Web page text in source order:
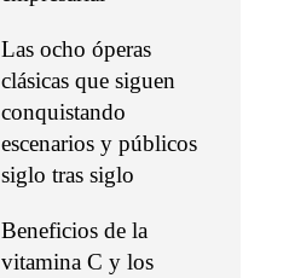
Las ocho óperas
clásicas que siguen
conquistando
escenarios y públicos
siglo tras siglo
Beneficios de la
vitamina C y los